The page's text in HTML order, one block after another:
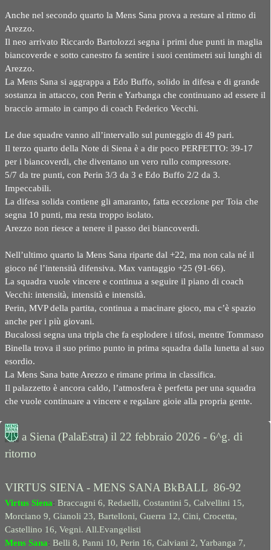
Anche nel secondo quarto la Mens Sana prova a restare al ritmo di
Arezzo.
Il neo arrivato Riccardo Bartolozzi segna i primi due punti in maglia
biancoverde e sotto canestro fa sentire i suoi centimetri sui lunghi di
Arezzo.
La Mens Sana si aggrappa a Edo Buffo, solido in difesa e di grande
sostanza in attacco, con Perin e Yarbanga che continuano ad essere il
braccio armato in campo di coach Federico Vecchi.
Le due squadre vanno all’intervallo sul punteggio di 49 pari.
Il terzo quarto della Note di Siena è a dir poco PERFETTO: 39-17
per i biancoverdi, che diventano un vero rullo compressore.
5/7 da tre punti, con Perin 3/3 da 3 e Edo Buffo 2/2 da 3.
Impeccabili.
La difesa solida contiene gli amaranto, fatta eccezione per Toia che
segna 10 punti, ma resta troppo isolato.
Arezzo non riesce a tenere il passo dei biancoverdi.
Nell’ultimo quarto la Mens Sana riparte dal +22, ma non cala né il
gioco né l’intensità difensiva. Max vantaggio +25 (91-66).
La squadra vuole vincere e continua a seguire il piano di coach
Vecchi: intensità, intensità e intensità.
Perin, MVP della partita, continua a macinare gioco, ma c’è spazio
anche per i più giovani.
Bucalossi segna una tripla che fa esplodere i tifosi, mentre Tommaso
Binella trova il suo primo punto in prima squadra dalla lunetta al suo
esordio.
La Mens Sana batte Arezzo e rimane prima in classifica.
Il palazzetto è ancora caldo, l’atmosfera è perfetta per una squadra
che vuole continuare a vincere e regalare gioie alla propria gente.
a Siena (PalaEstra) il 22 febbraio 2026 - 6^g. di
ritorno
VIRTUS SIENA - MENS SANA BkBALL 86-92
Virtus Siena: Braccagni 6, Redaelli, Costantini 5, Calvellini 15,
Morciano 9, Gianoli 23, Bartelloni, Guerra 12, Cini, Crocetta,
Castellino 16, Vegni. All.Evangelisti
Mens Sana: Belli 8, Panni 10, Perin 16, Calviani 2, Yarbanga 7,